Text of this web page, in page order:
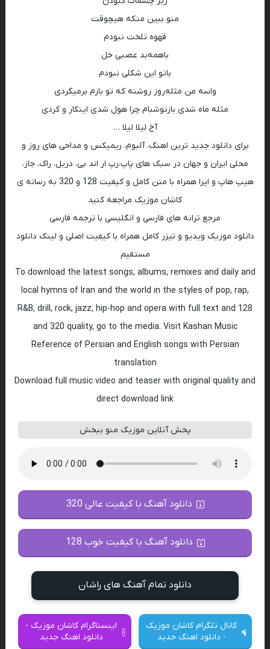
منو ببین منکه هیچوقت
قهوه تلخت نبودم
باهمه‌بد عصبی خل
باتو این شکلی نبودم
واسه من مثله‌روز روشنه که تو بازم برمیگردی
مثله ماه شدی باز‌تو‌شبام چرا هول شدی اینکار و کردی
آخ لیلا لیلا …
برای دانلود جدید ترین اهنگ، آلبوم، ریمیکس و مداحی های روز و
محلی ایران و جهان در سبک های پاپ،رپ ار اند بی، دریل، راک، جاز،
هیپ هاپ و اپرا همراه با متن کامل و کیفیت 128 و 320 به رسانه ی
کاشان موزیک مراجعه کنید
مرجع ترانه های فارسی و انگلیسی با ترجمه فارسی
دانلود موزیک ویدیو و تیزر کامل همراه با کیفیت اصلی و لینک دانلود
مستقیم
To download the latest songs, albums, remixes and daily and
local hymns of Iran and the world in the styles of pop, rap,
R&B, drill, rock, jazz, hip-hop and opera with full text and 128
and 320 quality, go to the media. Visit Kashan Music
Reference of Persian and English songs with Persian
translation
Download full music video and teaser with original quality and
direct download link
پخش آنلاین موزیک منو ببخش
دانلود آهنگ با کیفیت عالی 320
دانلود آهنگ با کیفیت خوب 128
دانلود تمام آهنگ های راشان
کانال تلگرام کاشان موزیک
- دانلود اهنگ جدید
اینستاگرام کاشان موزیک -
دانلود اهنگ جدید